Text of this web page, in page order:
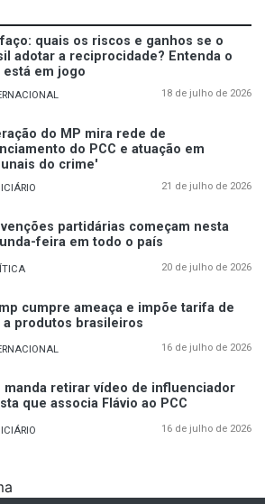
quais os riscos e ganhos se o
adotar a reciprocidade? Entenda o
está em jogo
18 de julho de 2026
do MP mira rede de
do PCC e atuação em
do crime'
21 de julho de 2026
partidárias começam nesta
feira em todo o país
20 de julho de 2026
cumpre ameaça e impõe tarifa de
a produtos brasileiros
16 de julho de 2026
manda retirar vídeo de influenciador
que associa Flávio ao PCC
16 de julho de 2026